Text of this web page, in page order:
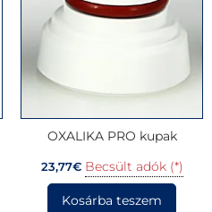
OXALIKA PRO kupak
23,77€ Becsült adók (*)
Kosárba teszem